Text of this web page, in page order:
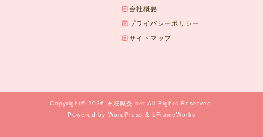
会社概要
プライバシーポリシー
サイトマップ
Copyright© 2026 不妊鍼灸.net All Rights Reserved.
Powered by WordPress & 1FrameWorks